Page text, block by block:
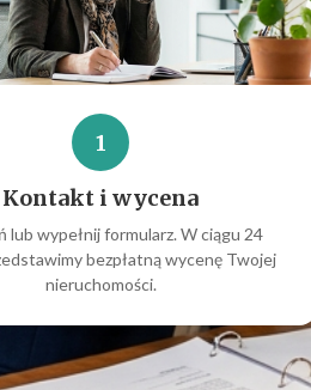
1
Kontakt i wycena
lub wypełnij formularz. W ciągu 24
bezpłatną wycenę Twojej
nieruchomości.